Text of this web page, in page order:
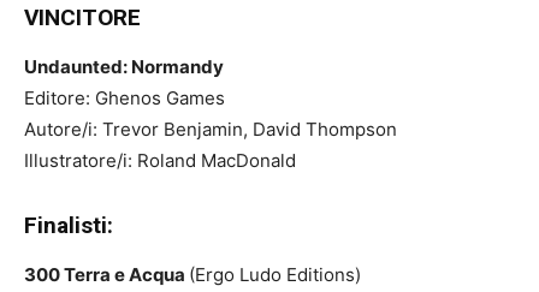
VINCITORE
Undaunted: Normandy
Editore: Ghenos Games
Autore/i: Trevor Benjamin, David Thompson
Illustratore/i: Roland MacDonald
Finalisti:
300 Terra e Acqua (Ergo Ludo Editions)